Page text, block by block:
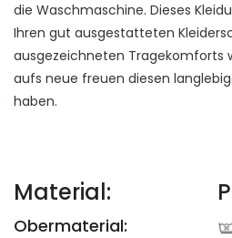
die Waschmaschine. Dieses
Ihren gut ausgestatteten
ausgezeichneten Tragekomforts
aufs neue freuen diesen
haben.
Material:
Obermaterial: